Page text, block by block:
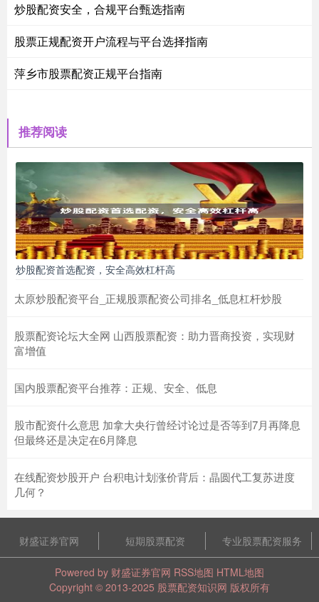
炒股配资安全，合规平台甄选指南
股票正规配资开户流程与平台选择指南
萍乡市股票配资正规平台指南
推荐阅读
炒股配资首选配资，安全高效杠杆高
太原炒股配资平台_正规股票配资公司排名_低息杠杆炒股
股票配资论坛大全网 山西股票配资：助力晋商投资，实现财
富增值
国内股票配资平台推荐：正规、安全、低息
股市配资什么意思 加拿大央行曾经讨论过是否等到7月再降息
但最终还是决定在6月降息
在线配资炒股开户 台积电计划涨价背后：晶圆代工复苏进度
几何？
财盛证券官网 短期股票配资 专业股票配资服务
Powered by 财盛证券官网 RSS地图 HTML地图
Copyright © 2013-2025 股票配资知识网 版权所有